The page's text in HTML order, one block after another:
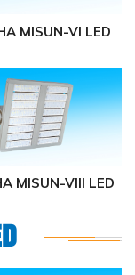
MISUN-VI LED
MISUN-VIII LED